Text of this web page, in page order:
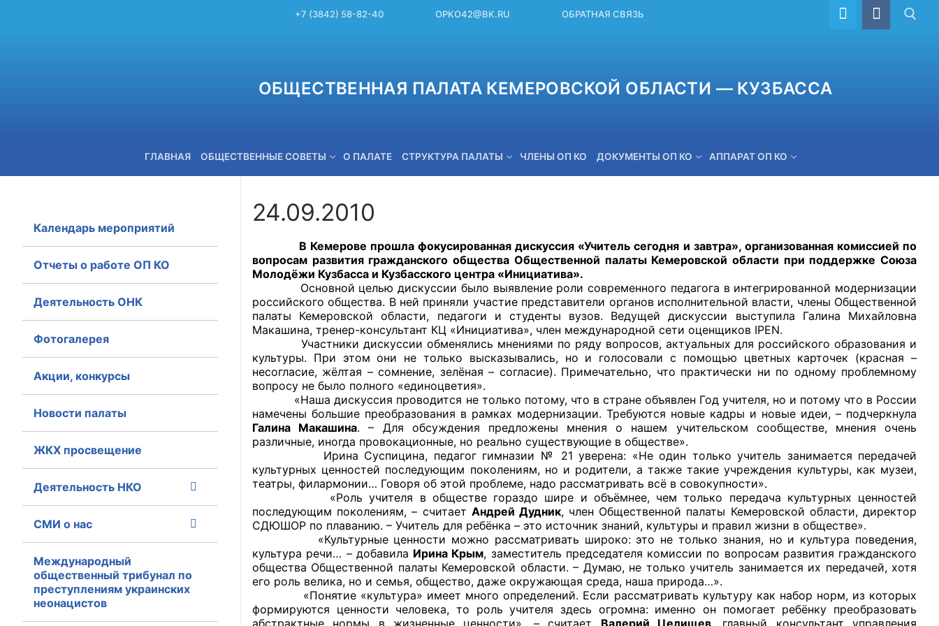
+7 (3842) 58-82-40 OPKO42@BK.RU ОБРАТНАЯ СВЯЗЬ
ОБЩЕСТВЕННАЯ ПАЛАТА КЕМЕРОВСКОЙ ОБЛАСТИ — КУЗБАССА
ГЛАВНАЯ ОБЩЕСТВЕННЫЕ СОВЕТЫ О ПАЛАТЕ СТРУКТУРА ПАЛАТЫ ЧЛЕНЫ ОП КО ДОКУМЕНТЫ ОП КО АППАРАТ ОП КО
+7 (3842) 58-82-40 OPKO42@BK.RU ОБРАТНАЯ СВЯЗЬ
Общественные советы
Общественные советы при территориальных органах федеральных органов
исполнительной власти
Общественные советы по проведению независимой оценки качества условий
оказания услуг
Структура Палаты
Комиссии
Экспертный совет ОП КО
Совет ОП КО
24.09.2010
В Кемерове прошла фокусированная дискуссия «Учитель сегодня и завтра», организованная комиссией по
вопросам развития гражданского общества Общественной палаты Кемеровской области при поддержке Союза
Молодёжи Кузбасса и Кузбасского центра «Инициатива».
Основной целью дискуссии было выявление роли современного педагога в интегрированной модернизации
российского общества. В ней приняли участие представители органов исполнительной власти, члены Общественной
палаты Кемеровской области, педагоги и студенты вузов. Ведущей дискуссии выступила Галина Михайловна
Макашина, тренер-консультант КЦ «Инициатива», член международной сети оценщиков IPEN.
Участники дискуссии обменялись мнениями по ряду вопросов, актуальных для российского образования и
культуры. При этом они не только высказывались, но и голосовали с помощью цветных карточек (красная –
несогласие, жёлтая – сомнение, зелёная – согласие). Примечательно, что практически ни по одному проблемному
вопросу не было полного «единоцветия».
«Наша дискуссия проводится не только потому, что в стране объявлен Год учителя, но и потому что в России
намечены большие преобразования в рамках модернизации. Требуются новые кадры и новые идеи, – подчеркнула
Галина Макашина. – Для обсуждения предложены мнения о нашем учительском сообществе, мнения очень
различные, иногда провокационные, но реально существующие в обществе».
Ирина Суспицина, педагог гимназии № 21 уверена: «Не один только учитель занимается передачей
культурных ценностей последующим поколениям, но и родители, а также такие учреждения культуры, как музеи,
театры, филармонии… Говоря об этой проблеме, надо рассматривать всё в совокупности».
«Роль учителя в обществе гораздо шире и объёмнее, чем только передача культурных ценностей
последующим поколениям, – считает Андрей Дудник, член Общественной палаты Кемеровской области, директор
СДЮШОР по плаванию. – Учитель для ребёнка – это источник знаний, культуры и правил жизни в обществе».
«Культурные ценности можно рассматривать широко: это не только знания, но и культура поведения,
культура речи… – добавила Ирина Крым, заместитель председателя комиссии по вопросам развития гражданского
общества Общественной палаты Кемеровской области. – Думаю, не только учитель занимается их передачей, хотя
его роль велика, но и семья, общество, даже окружающая среда, наша природа…».
«Понятие «культура» имеет много определений. Если рассматривать культуру как набор норм, из которых
формируются ценности человека, то роль учителя здесь огромна: именно он помогает ребёнку преобразовать
абстрактные нормы в жизненные ценности», – считает Валерий Целищев, главный консультант управления
Календарь мероприятий
Отчеты о работе ОП КО
Деятельность ОНК
Фотогалерея
Акции, конкурсы
Новости палаты
ЖКХ просвещение
Деятельность НКО
СМИ о нас
Международный
общественный трибунал по
преступлениям украинских
неонацистов